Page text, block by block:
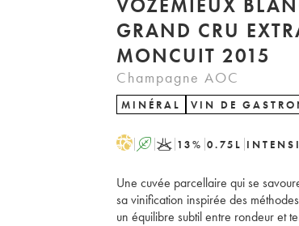
VOZÉMIEUX
GRAND CRU
MONCUIT 2015
Champagne AOC
MINÉRAL VIN DE
H A K 13% 0.75 L
Une cuvée parcellaire qui se
sa vinification inspirée des
un équilibre subtil entre rondeur et